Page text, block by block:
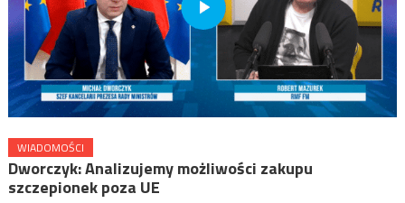
WIADOMOŚCI
Dworczyk: Analizujemy możliwości zakupu
szczepionek poza UE